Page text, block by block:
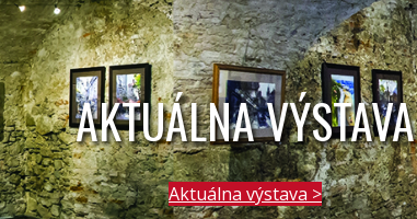
AKTUÁLNA VÝSTAVA
Aktuálna výstava >